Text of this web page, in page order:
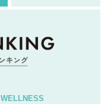
WELLNESS